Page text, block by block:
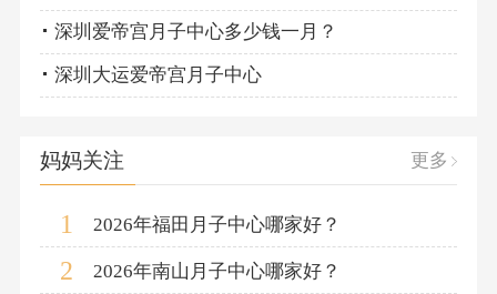
深圳爱帝宫月子中心多少钱一月？
深圳大运爱帝宫月子中心
妈妈关注 更多
1 2026年福田月子中心哪家好？
2 2026年南山月子中心哪家好？